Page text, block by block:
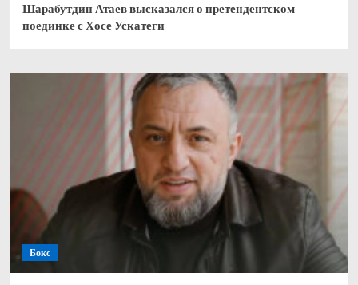
Шарабутдин Атаев высказался о претендентском
поединке с Хосе Ускатеги
Бокс